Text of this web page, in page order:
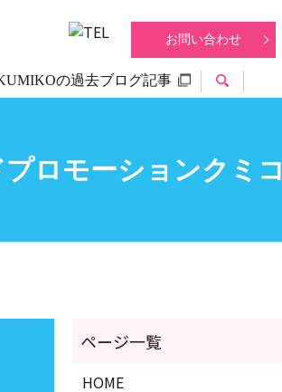
の過去ブログ記事 search
お問い合わせ
ロモーションクミコ
HOME